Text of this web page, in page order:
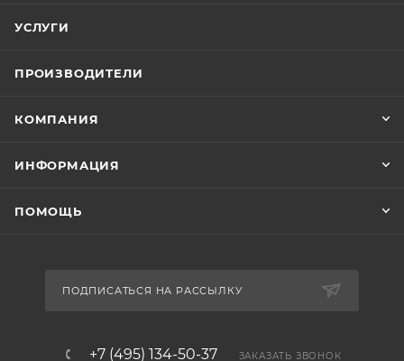
УСЛУГИ
ПРОИЗВОДИТЕЛИ
КОМПАНИЯ
ИНФОРМАЦИЯ
ПОМОЩЬ
ПОДПИСАТЬСЯ НА РАССЫЛКУ
+7 (495) 134-50-37 ЗАКАЗАТЬ ЗВОНОК